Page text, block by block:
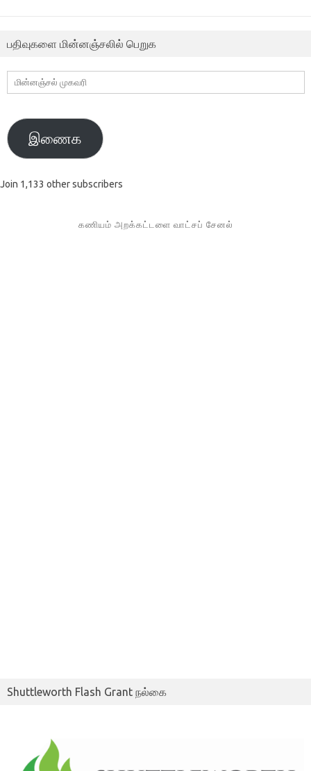
பதிவுகளை மின்னஞ்சலில் பெறுக
மின்னஞ்சல்
முகவரி
இணைக
Join 1,133 other subscribers
கணியம் அறக்கட்டளை வாட்சப் சேனல்
Shuttleworth Flash Grant நல்கை